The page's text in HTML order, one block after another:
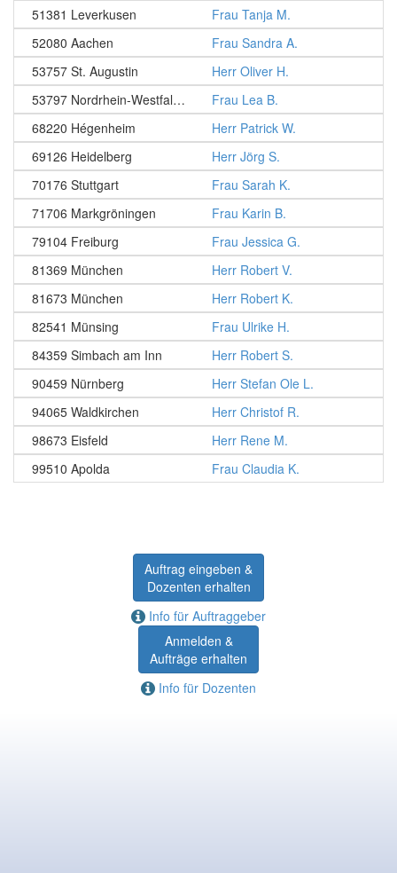
51381 Leverkusen
Frau Tanja M.
52080 Aachen
Frau Sandra A.
53757 St. Augustin
Herr Oliver H.
53797 Nordrhein-Westfalen - Lohmar
Frau Lea B.
68220 Hégenheim
Herr Patrick W.
69126 Heidelberg
Herr Jörg S.
70176 Stuttgart
Frau Sarah K.
71706 Markgröningen
Frau Karin B.
79104 Freiburg
Frau Jessica G.
81369 München
Herr Robert V.
81673 München
Herr Robert K.
82541 Münsing
Frau Ulrike H.
84359 Simbach am Inn
Herr Robert S.
90459 Nürnberg
Herr Stefan Ole L.
94065 Waldkirchen
Herr Christof R.
98673 Eisfeld
Herr Rene M.
99510 Apolda
Frau Claudia K.
Auftrag eingeben &
Dozenten erhalten
Info für Auftraggeber
Anmelden &
Aufträge erhalten
Info für Dozenten